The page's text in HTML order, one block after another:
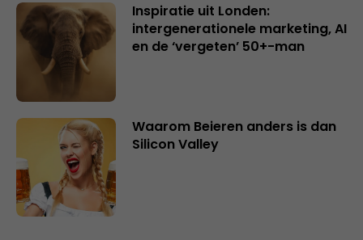
Inspiratie uit Londen:
intergenerationele marketing, AI
en de ‘vergeten’ 50+-man
Waarom Beieren anders is dan
Silicon Valley